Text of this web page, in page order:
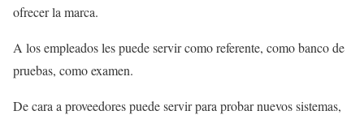
ofrecer la marca.
A los empleados les puede servir como referente, como banco de
pruebas, como examen.
De cara a proveedores puede servir para probar nuevos sistemas,